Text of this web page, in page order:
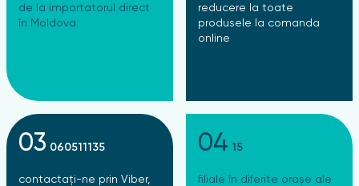
de la importatorul direct
în Moldova
reducere la toate
produsele la comanda
online
03 060511135
contactați-ne prin Viber,
04 15
filiale în diferite orașe ale